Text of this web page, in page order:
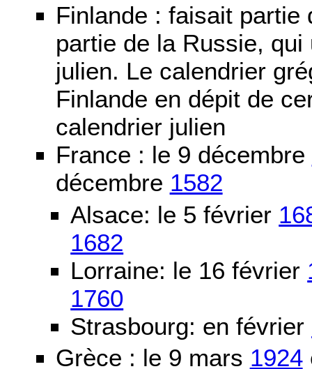
Finlande : faisait partie
partie de la Russie,
julien. Le calendrier
Finlande en dépit de
calendrier julien
France : le 9 décembre
décembre 1582
Alsace: le 5 février
1682
Lorraine: le 16 février
1760
Strasbourg: en février
Grèce : le 9 mars 1924